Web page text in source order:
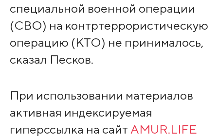
специальной военной операции
(СВО) на контртеррористическую
операцию (КТО) не принималось,
сказал Песков.
При использовании материалов
активная индексируемая
гиперссылка на сайт AMUR.LIFE